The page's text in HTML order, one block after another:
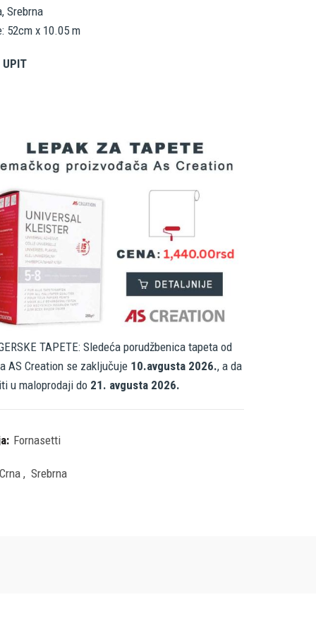
Srebrna
52cm x 10.05 m
UPIT
TAPETE: Sledeća porudžbenica tapeta od
AS Creation se zaključuje 10.avgusta 2026., a da
u maloprodaji do 21. avgusta 2026.
Fornasetti
Crna , Srebrna